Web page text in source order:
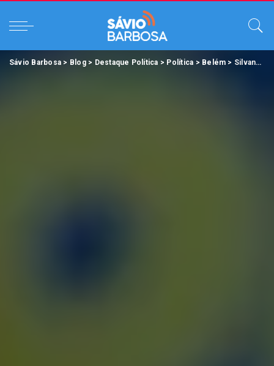
Sávio Barbosa > Blog> Destaque Política > Política > Belém > Silvane Ferraz é a vereadora mais votada de Belém com 21.561 votos e promete transformações.